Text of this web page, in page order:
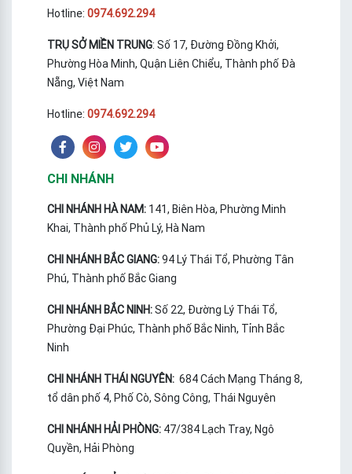
Hotline: 0974.692.294
TRỤ SỞ MIỀN TRUNG: Số 17, Đường Đồng Khởi,
Phường Hòa Minh, Quận Liên Chiểu, Thành phố Đà
Nẵng, Việt Nam
Hotline: 0974.692.294
CHI NHÁNH
CHI NHÁNH HÀ NAM: 141, Biên Hòa, Phường Minh
Khai, Thành phố Phủ Lý, Hà Nam
CHI NHÁNH BẮC GIANG:94 Lý Thái Tổ, Phường Tân
Phú, Thành phố Bắc Giang
CHI NHÁNH BẮC NINH:Số 22, Đường Lý Thái Tổ,
Phường Đại Phúc, Thành phố Bắc Ninh, Tỉnh Bắc
Ninh
CHI NHÁNH THÁI NGUYÊN: 684 Cách Mạng Tháng 8,
tổ dân phố 4, Phố Cò, Sông Công, Thái Nguyên
CHI NHÁNH HẢI PHÒNG: 47/384 Lạch Tray, Ngô
Quyền, Hải Phòng